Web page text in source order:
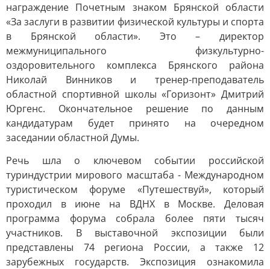
награждение Почетным знаком Брянской области
«За заслуги в развитии физической культуры и спорта
в Брянской области». Это – директор
межмуниципального физкультурно-
оздоровительного комплекса Брянского района
Николай Винников и тренер-преподаватель
областной спортивной школы «Горизонт» Дмитрий
Юргенс. Окончательное решение по данным
кандидатурам будет принято на очередном
заседании областной Думы.
Речь шла о ключевом событии российской
туриндустрии мирового масштаба - Международном
туристическом форуме «Путешествуй», который
проходил в июне на ВДНХ в Москве. Деловая
программа форума собрала более пяти тысяч
участников. В выставочной экспозиции были
представлены 74 региона России, а также 12
зарубежных государств. Экспозиция ознакомила